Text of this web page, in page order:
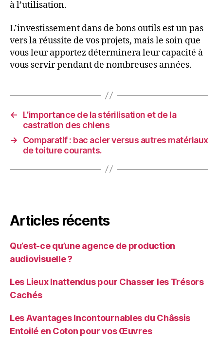
à l’utilisation.
L’investissement dans de bons outils est un pas
vers la réussite de vos projets, mais le soin que
vous leur apportez déterminera leur capacité à
vous servir pendant de nombreuses années.
←
L’importance de la stérilisation et de la
castration des chiens
→
Comparatif : bac acier versus autres matériaux
de toiture courants.
Articles récents
Qu’est-ce qu’une agence de production
audiovisuelle ?
Les Lieux Inattendus pour Chasser les Trésors
Cachés
Les Avantages Incontournables du Châssis
Entoilé en Coton pour vos Œuvres